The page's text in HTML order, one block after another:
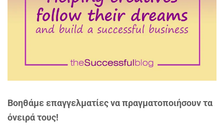
Βοηθάμε επαγγελματίες να πραγματοποιήσουν τα
όνειρά τους!